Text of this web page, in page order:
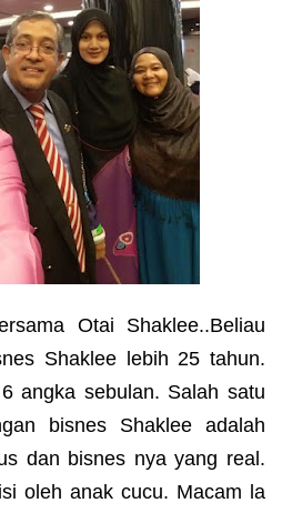
Otai Shaklee..Beliau
Shaklee lebih 25 tahun.
angka sebulan. Salah satu
bisnes Shaklee adalah
dan bisnes nya yang real.
oleh anak cucu. Macam la